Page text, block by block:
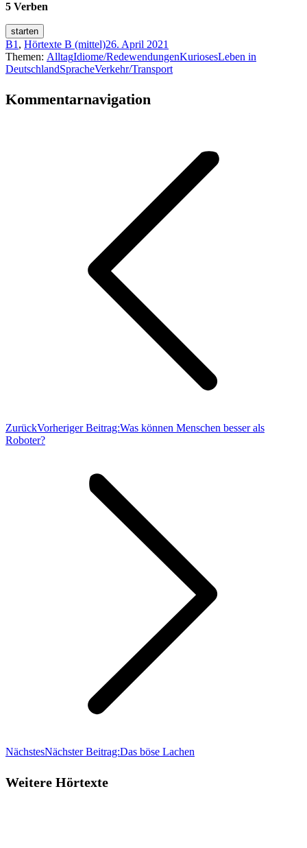
5 Verben
B1, Hörtexte B (mittel)26. April 2021
Themen: AlltagIdiome/RedewendungenKuriosesLeben in
DeutschlandSpracheVerkehr/Transport
Kommentarnavigation
ZurückVorheriger Beitrag:Was können Menschen besser als
Roboter?
NächstesNächster Beitrag:Das böse Lachen
Weitere Hörtexte